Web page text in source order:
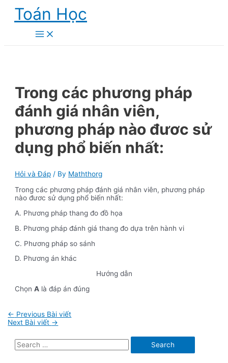
Skip
content
Toán Học
Main
Menu
Trong các phương pháp
đánh giá nhân viên,
phương pháp nào đươc sử
dụng phổ biến nhất:
Hỏi và Đáp / By Maththorg
Trong các phương pháp đánh giá nhân viên, phương pháp
nào đươc sử dụng phổ biến nhất:
A. Phương pháp thang đo đồ họa
B. Phương pháp đánh giá thang đo dựa trên hành vi
C. Phương pháp so sánh
D. Phương án khác
Hướng dẫn
ChọnA là đáp án đúng
Điều
hướng
viết
← Previous Bài viết
Next Bài viết →
S